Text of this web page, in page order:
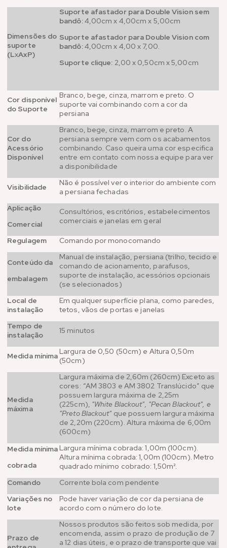
Dimensões do
suporte
(LxAxP)
Suporte afastador para Double Vision sem
bandô:4,00cm x 4,00cm x 5,00cm
Suporte afastador para Double Vision com
bandô:4,00cm x 4,00 x 7,00.
Suporte clique: 2,00 x 0,50cm x 5,00cm
Cor disponível
do Suporte
Branco, bege, cinza, marrom e preto. O
suporte vai combinando com a cor da
persiana
Cor do
Acessório
Disponível
Branco, bege, cinza, marrom e preto. A
persiana sempre vem com os acabamentos
combinando. Caso queira uma cor especifica
entre em contato com nossa equipe para ver
a disponibilidade
Visibilidade
Não é possível ver o interior do ambiente com
a persiana fechadas
Aplicação
Comercial
Consultórios, escritórios, estabelecimentos
comerciais e janelas em geral
Regulagem Comando por monocomando
Conteúdo da
embalagem
Manual de instalação, persiana (trilho, tecido e
comando de acionamento, parafusos,
suporte de instalação, acessórios opcionais
(se selecionados)
Local de
instalação
Em qualquer superfície plana, como paredes,
tetos, vãos de portas e janelas
Tempo de
instalação
15 minutos
Medida mínimaLargura de 0,50 (50cm) e Altura 0,50m
(50cm)
Medida
máxima
Largura máxima de 2,60m (260cm) Exceto as
cores: “AM 3803 e AM 3802 Translúcido” que
possuem largura máxima de 2,25m
(225cm), "White Blackout", "Pecan Blackout", e
"Preto Blackout" que possuem largura máxima
de 2,20m (220cm). Altura máxima de 6,00m
(600cm)
Medida mínima
cobrada
Largura mínima cobrada: 1,00m (100cm).
Altura mínima cobrada: 1,00m (100cm). Metro
quadrado mínimo cobrado: 1,50m².
Comando
Corrente bola com pendente
Variações no
lote
Pode haver variação de cor da persiana de
acordo com o número do lote.
Prazo de
Nossos produtos são feitos sob medida, por
encomenda, assim o prazo de produção de 7
a 12 dias úteis, e o prazo de transporte que vai